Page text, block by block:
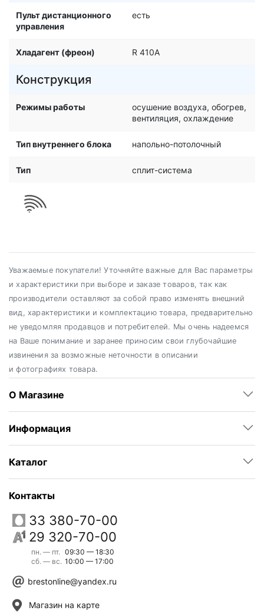
Пульт дистанционного
управления
есть
Хладагент (фреон) R 410A
Конструкция
Режимы работы
осушение воздуха, обогрев,
вентиляция, охлаждение
Тип внутреннего блока напольно-потолочный
Тип сплит-система
Уважаемые покупатели! Уточняйте важные для Вас параметры
и характеристики при выборе и заказе товаров, так как
производители оставляют за собой право изменять внешний
вид, характеристики и комплектацию товара, предварительно
не уведомляя продавцов и потребителей. Мы очень надеемся
на Ваше понимание и заранее приносим свои глубочайшие
извинения за возможные неточности в описании
и фотографиях товара.
О Магазине
Информация
Каталог
Контакты
33 380-70-00
29 320-70-00
пн. — пт.
сб. — вс.
09:30 — 18:30
10:00 — 17:00
brestonline@yandex.ru
Магазин на карте